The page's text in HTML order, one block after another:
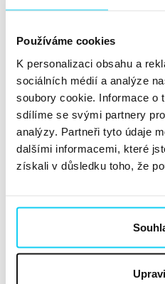
Používáme cookies
K personalizaci obsahu a
sociálních médií a analýze
soubory cookie. Informace o
sdílíme se svými partnery
analýzy. Partneři tyto údaje
dalšími informacemi, které
získali v důsledku toho, že
jiným než tématem AI
hlavním tématem červnové
právě AI Overviews. O
pomocí AI...Číst dále »
Nálož SEO novinek
Podcast
Je tu květen, nedávno
státní svátky. Svět SEO se